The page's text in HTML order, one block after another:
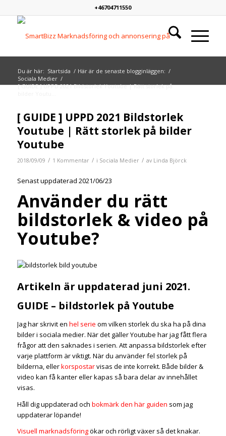
+46704711550
Du är här: Startsida / Här är de senaste blogginläggen: /
Sociala Medier /
[ GUIDE ] UPPD 2021 Bildstorlek Youtube | Rätt storlek på
[ GUIDE ] UPPD 2021 Bildstorlek
Youtube | Rätt storlek på bilder
Youtube
2018/09/09 / 1 Kommentar / i Sociala Medier / av Linda Björck
Senast uppdaterad 2021/06/23
Använder du rätt
bildstorlek & video på
Youtube?
Artikeln är uppdaterad juni 2021.
GUIDE – bildstorlek på Youtube
Jag har skrivit en hel serie om vilken storlek du ska ha på dina
bilder i sociala medier. När det gäller Youtube har jag fått flera
frågor att den saknades i serien. Att anpassa bildstorlek efter
varje plattform är viktigt. När du använder fel storlek på
bilderna, ellerkorspostarvisas de inte korrekt. Både bilder &
video kan få kanter eller kapas så bara delar av innehållet
visas.
Håll dig uppdaterad och bokmärk den här guiden som jag
uppdaterar löpande!
Visuell marknadsföringökar och rörligt växer så det knakar.